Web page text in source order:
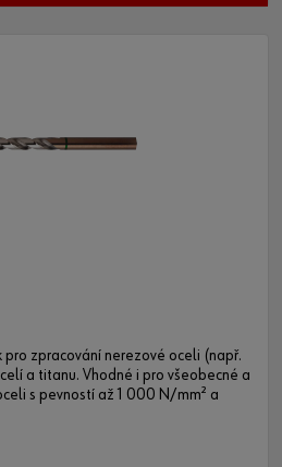
pro zpracování nerezové oceli (např.
a titanu. Vhodné i pro všeobecné a
s pevností až 1 000 N/mm² a